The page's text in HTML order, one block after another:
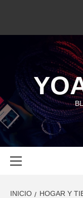
INICIO HOGAR Y